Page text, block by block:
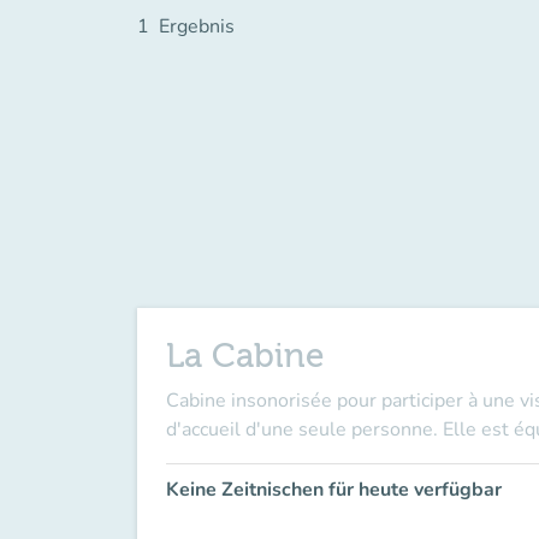
1 Ergebnis
La Cabine
Cabine insonorisée pour participer à une
d'accueil d'une seule personne. Elle est
Keine Zeitnischen für heute verfügbar